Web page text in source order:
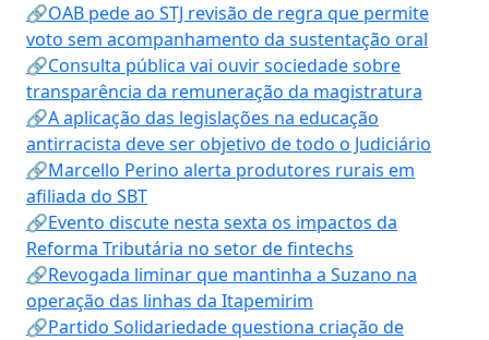
🔗OAB pede ao STJ revisão de regra que permite
voto sem acompanhamento da sustentação oral
🔗Consulta pública vai ouvir sociedade sobre
transparência da remuneração da magistratura
🔗A aplicação das legislações na educação
antirracista deve ser objetivo de todo o Judiciário
🔗Marcello Perino alerta produtores rurais em
afiliada do SBT
🔗Evento discute nesta sexta os impactos da
Reforma Tributária no setor de fintechs
🔗Revogada liminar que mantinha a Suzano na
operação das linhas da Itapemirim
🔗Partido Solidariedade questiona criação de